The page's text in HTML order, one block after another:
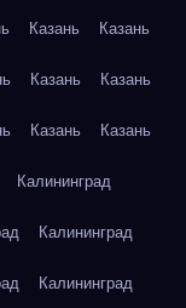
Казань Казань
Казань Казань
Казань Казань
Калининград
Калининград
Калининград